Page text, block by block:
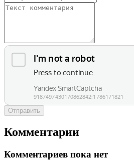
Отправить
Комментарии
Комментариев пока нет